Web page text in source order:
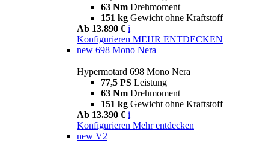
63 Nm Drehmoment
151 kg Gewicht ohne Kraftstoff
Ab 13.890 € i
Konfigurieren MEHR ENTDECKEN
new 698 Mono Nera
Hypermotard 698 Mono Nera
77,5 PS Leistung
63 Nm Drehmoment
151 kg Gewicht ohne Kraftstoff
Ab 13.390 € i
Konfigurieren Mehr entdecken
new V2